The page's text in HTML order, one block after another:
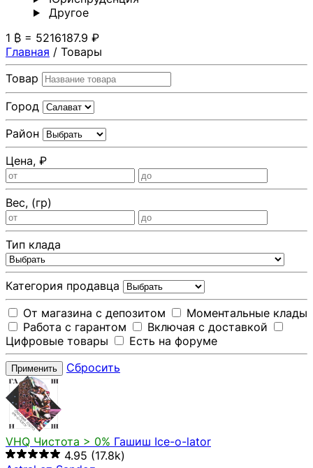
Другoе
1 ₿ = 5216187.9 ₽
Главная / Товары
Товар
Город
Район
Цена, ₽
Вес, (гр)
Тип клада
Категория продавца
От магазина с депозитом
Моментальные клады
Работа с гарантом
Включая с доставкой
Цифровые товары
Есть на форуме
Применить Сбросить
VHQ Чистота > 0% Гашиш Ice-o-lator
4.95 (17.8k)